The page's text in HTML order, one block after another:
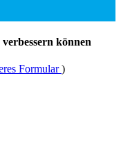
können
Formular)